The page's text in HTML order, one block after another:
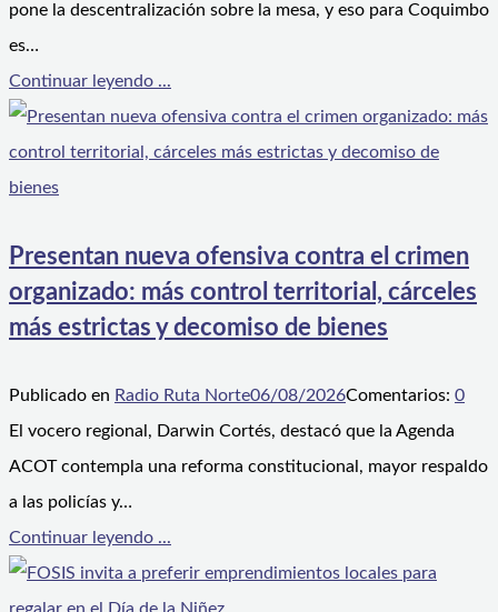
pone la descentralización sobre la mesa, y eso para Coquimbo
es…
Continuar leyendo ...
Presentan nueva ofensiva contra el crimen
organizado: más control territorial, cárceles
más estrictas y decomiso de bienes
Publicado en Radio Ruta Norte06/08/2026Comentarios: 0
El vocero regional, Darwin Cortés, destacó que la Agenda
ACOT contempla una reforma constitucional, mayor respaldo
a las policías y…
Continuar leyendo ...